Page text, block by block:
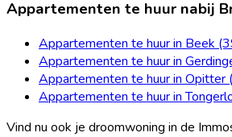
Appartementen te huur nabij
Appartementen te huur in Beek
Appartementen te huur in
Appartementen te huur in Opitter
Appartementen te huur in
Vind nu ook je droomwoning in de